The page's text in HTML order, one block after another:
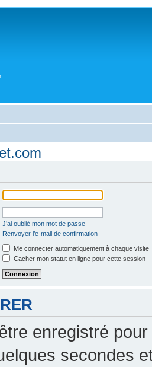
J’ai oublié mon mot de passe
Renvoyer l’e-mail de confirmation
Me connecter automatiquement à chaque visite
Cacher mon statut en ligne pour cette session
enregistré
secondes